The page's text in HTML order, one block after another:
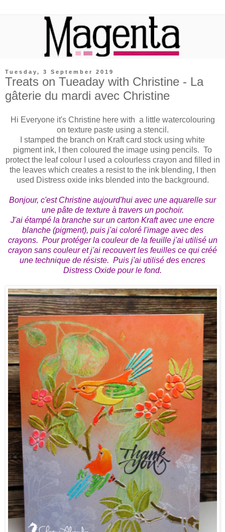
Tuesday, 3 September 2019
Treats on Tueaday with Christine - La
gâterie du mardi avec Christine
Hi Everyone it's Christine here with a little watercolouring
on texture paste using a stencil.
I stamped the branch on Kraft card stock using white
pigment ink, I then coloured the image using pencils. To
protect the leaf colour I used a colourless crayon and filled in
the leaves which creates a resist to the ink blending, I then
used Distress oxide inks blended into the background.
Bonjour, c'est Christine aujourd'hui avec une aquarelle sur
une pâte de texture à travers un pochoir.
J'ai étampé la branche sur un carton Kraft avec une encre
blanche (pigment), puis j'ai coloré l'image avec des
crayons. Pour protéger la couleur de la feuille j'ai utilisé un
crayon sans couleur et j'ai recouvert les feuilles ce qui créé
une technique de résiste. Puis j'ai utilisé des encres
Distress Oxide pour le fond.